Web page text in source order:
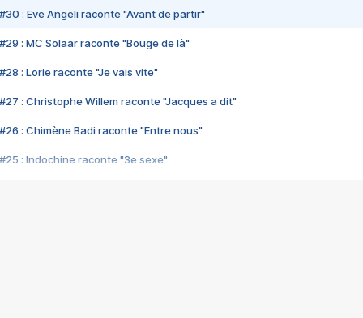
#30 : Eve Angeli raconte "Avant de partir"
#29 : MC Solaar raconte "Bouge de là"
#28 : Lorie raconte "Je vais vite"
#27 : Christophe Willem raconte "Jacques a dit"
#26 : Chimène Badi raconte "Entre nous"
#25 : Indochine raconte "3e sexe"